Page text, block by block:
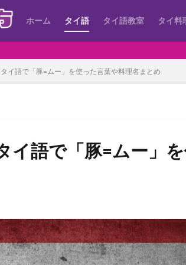
ホーム タイ語 タイ語教室 タイ料
▼
タイ語で「豚=ムー」を使った言葉や料理名まとめ
イ語で「豚=ムー」